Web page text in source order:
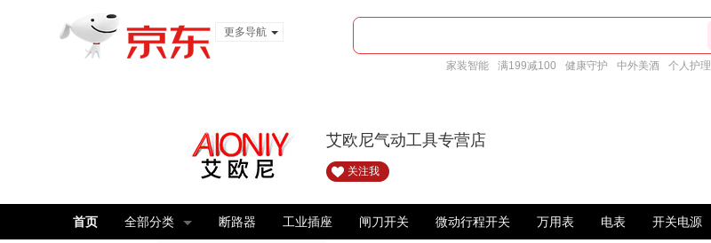
更多导航
家装智能 满199减100 健康守护 中外美酒 个人护理
艾欧尼气动工具专营店
关注我
首页 全部分类 断路器 工业插座 闸刀开关 微动行程开关 万用表 电表 开关电源